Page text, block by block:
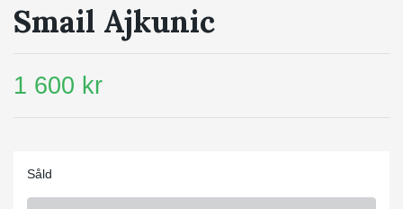
Smail Ajkunic
1 600 kr
Såld